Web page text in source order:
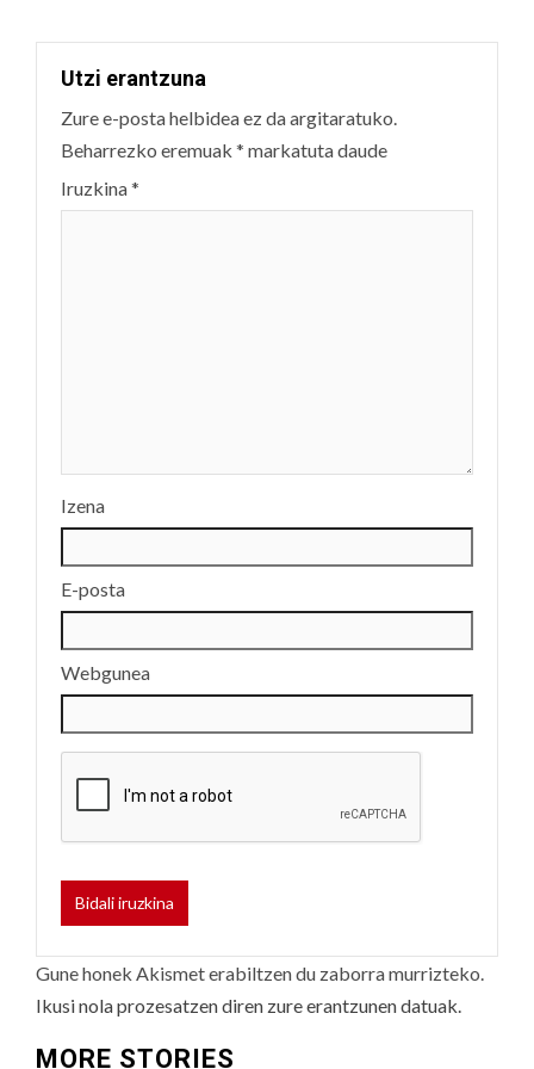
Utzi erantzuna
Zure e-posta helbidea ez da argitaratuko.
Beharrezko eremuak * markatuta daude
Iruzkina*
Izena
E-posta
Webgunea
Gune honek Akismet erabiltzen du zaborra murrizteko.
Ikusi nola prozesatzen diren zure erantzunen datuak.
MORE STORIES